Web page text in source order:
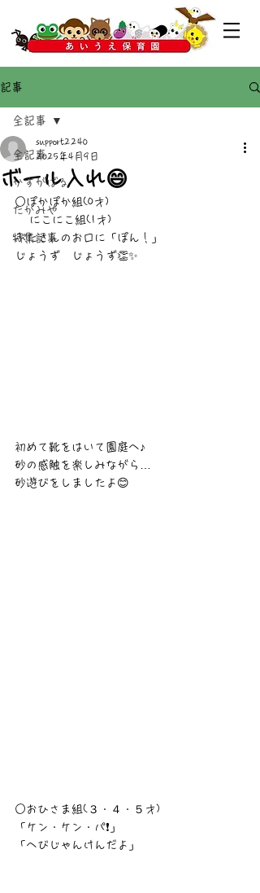
記事
全記事
かすがばる
たかみや
特集記事
全記事
ボール入れ😄
support2240
2025年4月9日
○ぽかぽか組(0才)
   にこにこ組(1才)
ぶたさんのお口に「ぽん！」
じょうず　じょうず👏✨
初めて靴をはいて園庭へ♪
砂の感触を楽しみながら…
砂遊びをしましたよ😊
○おひさま組(３・４・５才)
「ケン・ケン・パ❗」
「へびじゃんけんだよ」